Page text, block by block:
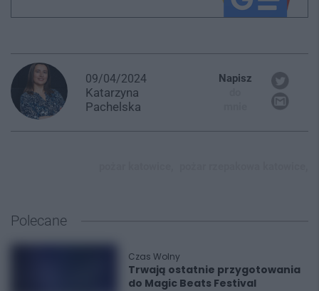
09/04/2024
Katarzyna
Pachelska
Napisz
Polecane
Czas Wolny
Trwają ostatnie przygotowania
do Magic Beats Festival